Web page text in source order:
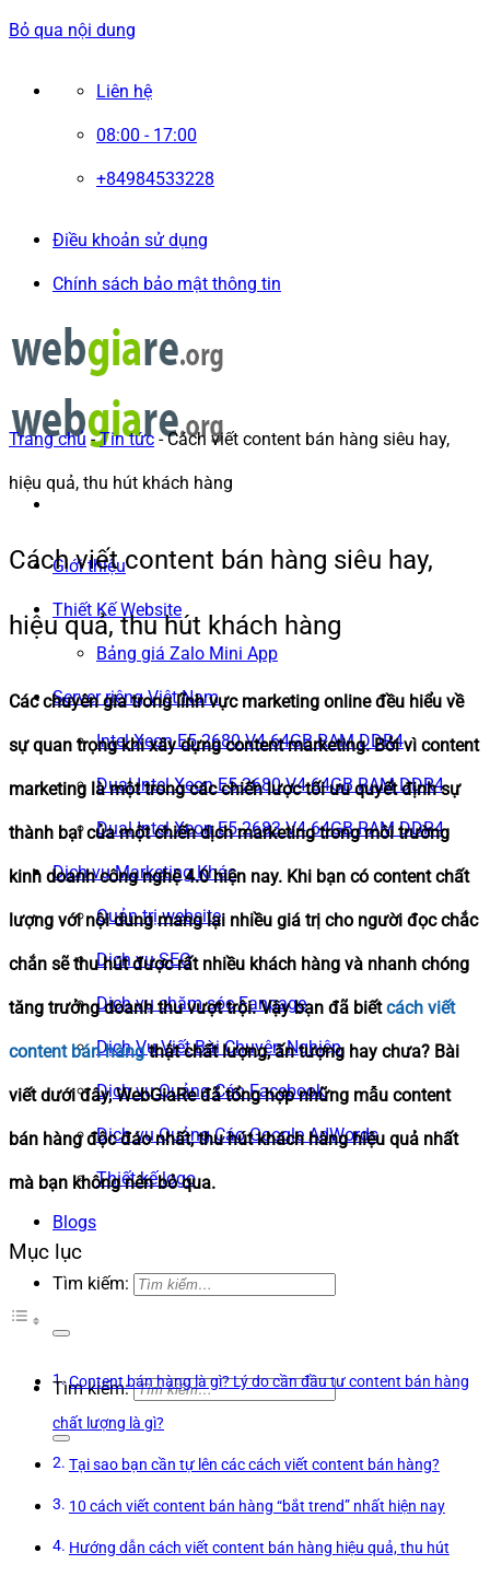
Bỏ qua nội dung
Liên hệ
08:00 - 17:00
+84984533228
Điều khoản sử dụng
Chính sách bảo mật thông tin
Giới thiệu
Thiết Kế Website
Bảng giá Zalo Mini App
Server riêng Việt Nam
Intel Xeon E5-2680 V4 64GB RAM DDR4
Dual Intel Xeon E5-2680 V4 64GB RAM DDR4
Dual Intel Xeon E5-2683 V4 64GB RAM DDR4
Dịch vụ Marketing Khác
Quản trị website
Dịch vụ SEO
Dịch vụ chăm sóc Fanpage
Dịch Vụ Viết Bài Chuyên Nghiệp
Dịch vụ Quảng Cáo Facebook
Dịch vụ Quảng Cáo Google AdWords
Thiết kế logo
Blogs
Tìm kiếm:
Tìm kiếm:
Trang chủ -Tin tức -Cách viết content bán hàng siêu hay,
hiệu quả, thu hút khách hàng
Cách viết content bán hàng siêu hay,
hiệu quả, thu hút khách hàng
Các chuyên gia trong lĩnh vực marketing online đều hiểu về
sự quan trọng khi xây dựng content marketing. Bởi vì content
marketing là một trong các chiến lược tối ưu quyết định sự
thành bại của một chiến dịch marketing trong môi trường
kinh doanh công nghệ 4.0 hiện nay. Khi bạn có content chất
lượng với nội dung mang lại nhiều giá trị cho người đọc chắc
chắn sẽ thu hút được rất nhiều khách hàng và nhanh chóng
tăng trưởng doanh thu vượt trội. Vậy bạn đã biếtcách viết
content bán hàngthật chất lượng, ấn tượng hay chưa? Bài
viết dưới đây, WebGiaRe đã tổng hợp những mẫu content
bán hàng độc đáo nhất, thu hút khách hàng hiệu quả nhất
mà bạn không nên bỏ qua.
Mục lục
Content bán hàng là gì? Lý do cần đầu tư content bán hàng
chất lượng là gì?
Tại sao bạn cần tự lên các cách viết content bán hàng?
10 cách viết content bán hàng “bắt trend” nhất hiện nay
Hướng dẫn cách viết content bán hàng hiệu quả, thu hút